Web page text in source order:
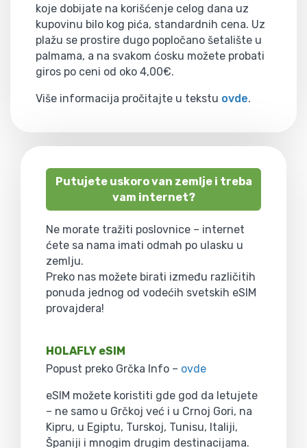
koje dobijate na korišćenje celog dana uz
kupovinu bilo kog pića, standardnih cena. Uz
plažu se prostire dugo popločano šetalište u
palmama, a na svakom ćosku možete probati
giros po ceni od oko 4,00€.
Više informacija pročitajte u tekstu ovde.
Putujete uskoro van zemlje i treba
vam internet?
Ne morate tražiti poslovnice – internet
ćete sa nama imati odmah po ulasku u
zemlju.
Preko nas možete birati između različitih
ponuda jednog od vodećih svetskih eSIM
provajdera!
HOLAFLY eSIM
Popust preko Grčka Info – ovde
eSIM možete koristiti gde god da letujete
– ne samo u Grčkoj već i u Crnoj Gori, na
Kipru, u Egiptu, Turskoj, Tunisu, Italiji,
Španiji i mnogim drugim destinacijama.